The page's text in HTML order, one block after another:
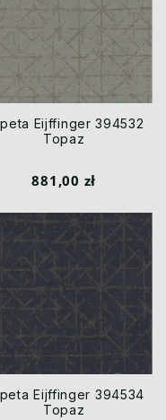
Eijffinger 394532
Topaz
881,00 zł
Eijffinger 394534
Topaz